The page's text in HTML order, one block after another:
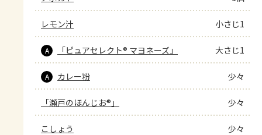
レモン汁 小さじ1
A 「ピュアセレクト® マヨネーズ」 大さじ1
A カレー粉 少々
「瀬戸のほんじお®」 少々
こしょう 少々